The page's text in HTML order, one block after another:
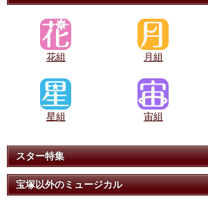
花組 月組
星組 宙組
スター特集
宝塚以外のミュージカル